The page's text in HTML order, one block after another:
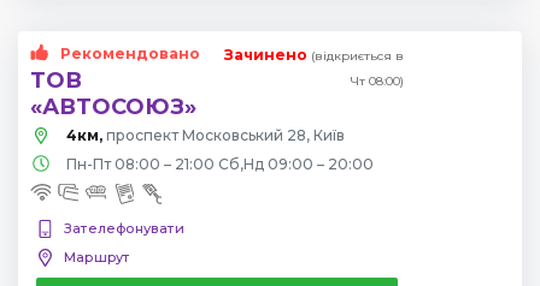
Рекомендовано
ТОВ
«АВТОСОЮЗ»
Зачинено (відкриється в
Чт 08:00)
4км, проспект Московський 28, Київ
Пн-Пт 08:00 – 21:00 Сб,Нд 09:00 – 20:00
Зателефонувати
Маршрут